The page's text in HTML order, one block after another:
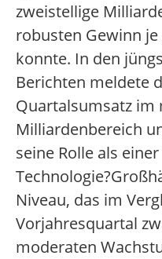
zweistellige
robusten Gewinn je
konnte. In den
Berichten meldete
Quartalsumsatz im
Milliardenbereich
seine Rolle als
Niveau, das im
Vorjahresquartal
moderaten